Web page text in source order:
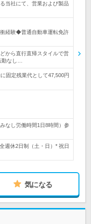
当社にて、営業および製品
経験◆普通自動車運転免許
から直行直帰スタイルで営
なし…
固定残業代として47,500円
なし労働時間1日8時間）参
週休2日制（土・日）* 祝日
気になる